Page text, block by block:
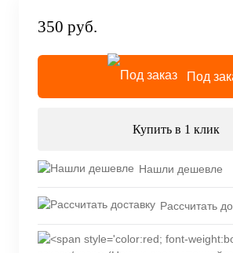
350 руб.
Под
Купить в 1 клик
Нашли дешевле
Рассчитать